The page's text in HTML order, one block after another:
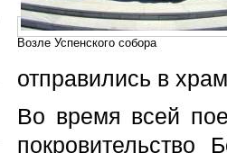
Возле Успенского собора
отправились в
Во время всей
покровительство